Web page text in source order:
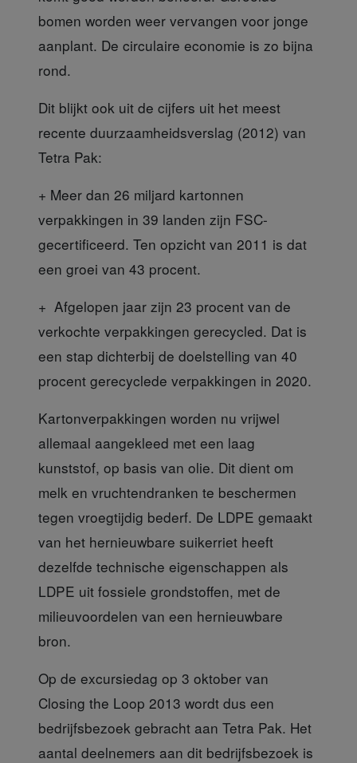
bomen worden weer vervangen voor jonge
aanplant. De circulaire economie is zo bijna
rond.
Dit blijkt ook uit de cijfers uit het meest
recente duurzaamheidsverslag (2012) van
Tetra Pak:
+ Meer dan 26 miljard kartonnen
verpakkingen in 39 landen zijn FSC-
gecertificeerd. Ten opzicht van 2011 is dat
een groei van 43 procent.
+ Afgelopen jaar zijn 23 procent van de
verkochte verpakkingen gerecycled. Dat is
een stap dichterbij de doelstelling van 40
procent gerecyclede verpakkingen in 2020.
Kartonverpakkingen worden nu vrijwel
allemaal aangekleed met een laag
kunststof, op basis van olie. Dit dient om
melk en vruchtendranken te beschermen
tegen vroegtijdig bederf. De LDPE gemaakt
van het hernieuwbare suikerriet heeft
dezelfde technische eigenschappen als
LDPE uit fossiele grondstoffen, met de
milieuvoordelen van een hernieuwbare
bron.
Op de excursiedag op 3 oktober van
Closing the Loop 2013 wordt dus een
bedrijfsbezoek gebracht aan Tetra Pak. Het
aantal deelnemers aan dit bedrijfsbezoek is